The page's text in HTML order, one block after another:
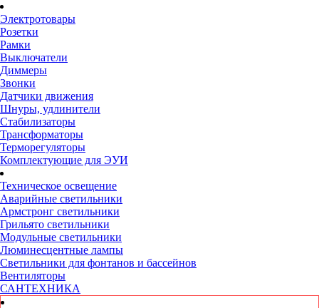
Электротовары
Розетки
Рамки
Выключатели
Диммеры
Звонки
Датчики движения
Шнуры, удлинители
Стабилизаторы
Трансформаторы
Терморегуляторы
Комплектующие для ЭУИ
Техническое освещение
Аварийные светильники
Армстронг светильники
Грильято светильники
Модульные светильники
Люминесцентные лампы
Светильники для фонтанов и бассейнов
Вентиляторы
САНТЕХНИКА